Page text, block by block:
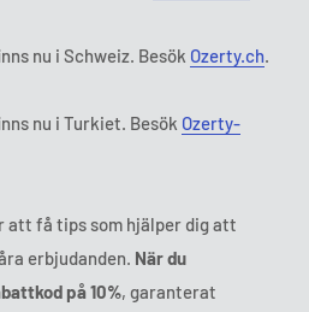
nu i Schweiz. Besök Ozerty.ch.
nu i Turkiet. Besök Ozerty-
att få tips som hjälper dig att
erbjudanden. När du
på 10%, garanterat